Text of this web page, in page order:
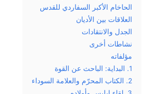
الحاخام الأكبر السفاردي للقدس
العلاقات بين الأديان
الجدل والانتقادات
نشاطات أخرى
مؤلفاته
1. البداية: الباحث عن القوة
2. الكتاب المحرّم والعلامة السوداء